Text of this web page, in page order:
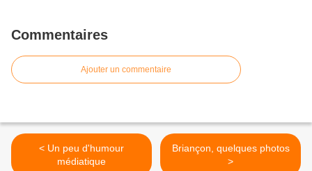
Commentaires
Ajouter un commentaire
< Un peu d'humour
médiatique
Briançon, quelques photos
>